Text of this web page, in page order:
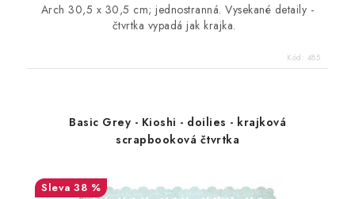
Arch 30,5 x 30,5 cm; jednostranná. Vysekané detaily -
čtvrtka vypadá jak krajka.
Kód: 485
Basic Grey - Kioshi - doilies - krajková
scrapbooková čtvrtka
38 %